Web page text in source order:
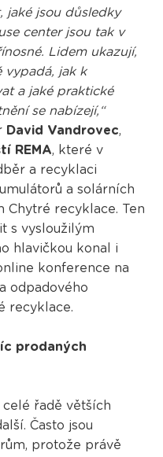
jaké jsou důsledky
center jsou tak v
Lidem ukazují,
vypadá, jak k
a jaké praktické
se nabízejí,“
David Vandrovec,
REMA, které v
a recyklaci
a solárních
Chytré recyklace. Ten
s vysloužilým
hlavičkou konal i
konference na
odpadového
recyklace.
prodaných
celé řadě větších
Často jsou
protože právě